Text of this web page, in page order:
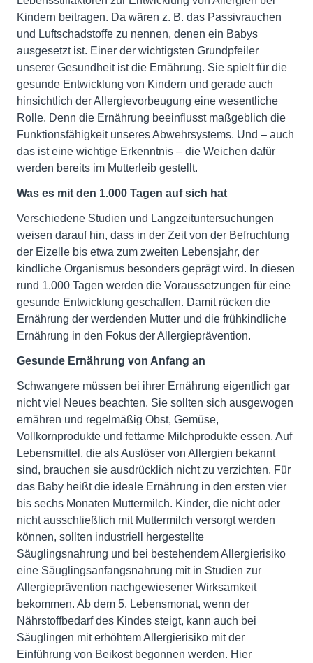
Kindern beitragen. Da wären z. B. das Passivrauchen
und Luftschadstoffe zu nennen, denen ein Babys
ausgesetzt ist. Einer der wichtigsten Grundpfeiler
unserer Gesundheit ist die Ernährung. Sie spielt für die
gesunde Entwicklung von Kindern und gerade auch
hinsichtlich der Allergievorbeugung eine wesentliche
Rolle. Denn die Ernährung beeinflusst maßgeblich die
Funktionsfähigkeit unseres Abwehrsystems. Und – auch
das ist eine wichtige Erkenntnis – die Weichen dafür
werden bereits im Mutterleib gestellt.
Was es mit den 1.000 Tagen auf sich hat
Verschiedene Studien und Langzeituntersuchungen
weisen darauf hin, dass in der Zeit von der Befruchtung
der Eizelle bis etwa zum zweiten Lebensjahr, der
kindliche Organismus besonders geprägt wird. In diesen
rund 1.000 Tagen werden die Voraussetzungen für eine
gesunde Entwicklung geschaffen. Damit rücken die
Ernährung der werdenden Mutter und die frühkindliche
Ernährung in den Fokus der Allergieprävention.
Gesunde Ernährung von Anfang an
Schwangere müssen bei ihrer Ernährung eigentlich gar
nicht viel Neues beachten. Sie sollten sich ausgewogen
ernähren und regelmäßig Obst, Gemüse,
Vollkornprodukte und fettarme Milchprodukte essen. Auf
Lebensmittel, die als Auslöser von Allergien bekannt
sind, brauchen sie ausdrücklich nicht zu verzichten. Für
das Baby heißt die ideale Ernährung in den ersten vier
bis sechs Monaten Muttermilch. Kinder, die nicht oder
nicht ausschließlich mit Muttermilch versorgt werden
können, sollten industriell hergestellte
Säuglingsnahrung und bei bestehendem Allergierisiko
eine Säuglingsanfangsnahrung mit in Studien zur
Allergieprävention nachgewiesener Wirksamkeit
bekommen. Ab dem 5. Lebensmonat, wenn der
Nährstoffbedarf des Kindes steigt, kann auch bei
Säuglingen mit erhöhtem Allergierisiko mit der
Einführung von Beikost begonnen werden. Hier